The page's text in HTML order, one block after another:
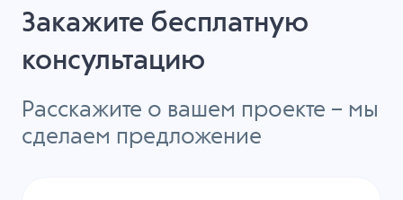
Закажите бесплатную
консультацию
Расскажите о вашем проекте – мы
сделаем предложение